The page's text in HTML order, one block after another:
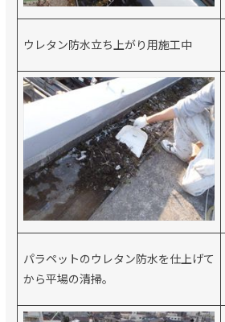
ウレタン防水立ち上がり用施工中
パラペットのウレタン防水を仕上げて
から平場の清掃。